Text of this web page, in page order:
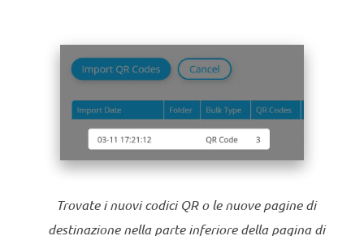
Trovate i nuovi codici QR o le nuove pagine di
destinazione nella parte inferiore della pagina di